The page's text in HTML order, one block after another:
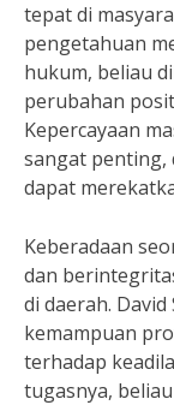
tepat di
pengetahuan
hukum, beliau
perubahan
Kepercayaan
sangat penting,
dapat
Keberadaan
dan
di daerah.
kemampuan
terhadap
tugasnya,